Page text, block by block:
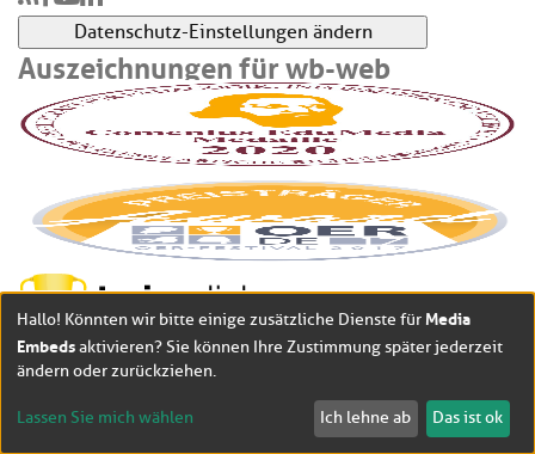
Datenschutz-Einstellungen ändern
Auszeichnungen für wb-web
Hallo! Könnten wir bitte einige zusätzliche Dienste für Media
Embedsaktivieren? Sie können Ihre Zustimmung später jederzeit
ändern oder zurückziehen.
Lassen Sie mich wählen Ich lehne ab Das ist ok